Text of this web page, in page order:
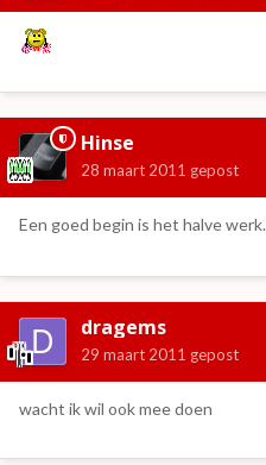
Hinse
28 maart 2011 gepost
Een goed begin is het halve werk.
dragems
29 maart 2011 gepost
wacht ik wil ook mee doen